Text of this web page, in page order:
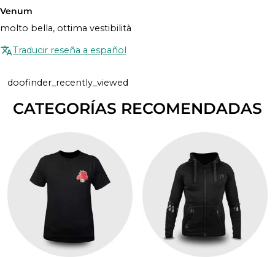
Venum
molto bella, ottima vestibilità
Traducir reseña a español
doofinder_recently_viewed
CATEGORÍAS RECOMENDADAS